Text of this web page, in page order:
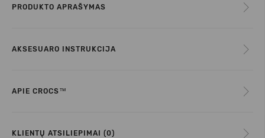
PRODUKTO APRAŠYMAS
AKSESUARO INSTRUKCIJA
APIE CROCS™
KLIENTŲ ATSILIEPIMAI (0)